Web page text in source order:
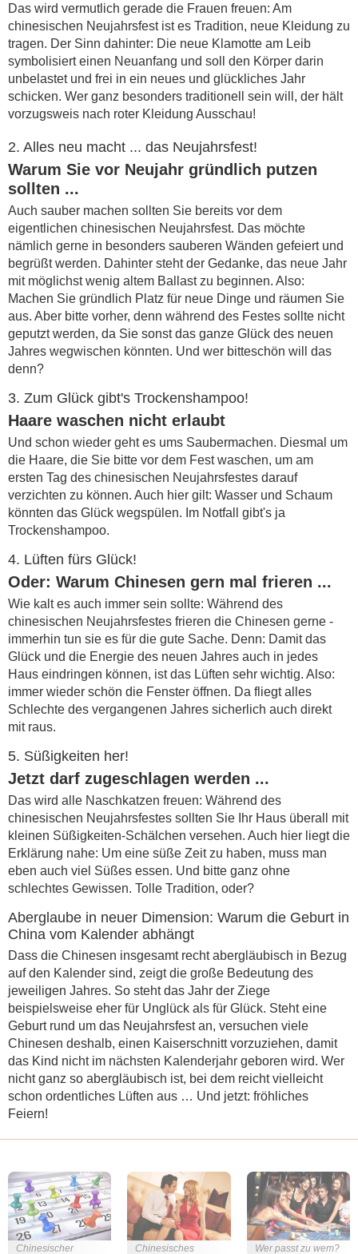
Das wird vermutlich gerade die Frauen freuen: Am
chinesischen Neujahrsfest ist es Tradition, neue Kleidung zu
tragen. Der Sinn dahinter: Die neue Klamotte am Leib
symbolisiert einen Neuanfang und soll den Körper darin
unbelastet und frei in ein neues und glückliches Jahr
schicken. Wer ganz besonders traditionell sein will, der hält
vorzugsweis nach roter Kleidung Ausschau!
2. Alles neu macht ... das Neujahrsfest!
Warum Sie vor Neujahr gründlich putzen
sollten ...
Auch sauber machen sollten Sie bereits vor dem
eigentlichen chinesischen Neujahrsfest. Das möchte
nämlich gerne in besonders sauberen Wänden gefeiert und
begrüßt werden. Dahinter steht der Gedanke, das neue Jahr
mit möglichst wenig altem Ballast zu beginnen. Also:
Machen Sie gründlich Platz für neue Dinge und räumen Sie
aus. Aber bitte vorher, denn während des Festes sollte nicht
geputzt werden, da Sie sonst das ganze Glück des neuen
Jahres wegwischen könnten. Und wer bitteschön will das
denn?
3. Zum Glück gibt's Trockenshampoo!
Haare waschen nicht erlaubt
Und schon wieder geht es ums Saubermachen. Diesmal um
die Haare, die Sie bitte vor dem Fest waschen, um am
ersten Tag des chinesischen Neujahrsfestes darauf
verzichten zu können. Auch hier gilt: Wasser und Schaum
könnten das Glück wegspülen. Im Notfall gibt's ja
Trockenshampoo.
4. Lüften fürs Glück!
Oder: Warum Chinesen gern mal frieren ...
Wie kalt es auch immer sein sollte: Während des
chinesischen Neujahrsfestes frieren die Chinesen gerne -
immerhin tun sie es für die gute Sache. Denn: Damit das
Glück und die Energie des neuen Jahres auch in jedes
Haus eindringen können, ist das Lüften sehr wichtig. Also:
immer wieder schön die Fenster öffnen. Da fliegt alles
Schlechte des vergangenen Jahres sicherlich auch direkt
mit raus.
5. Süßigkeiten her!
Jetzt darf zugeschlagen werden ...
Das wird alle Naschkatzen freuen: Während des
chinesischen Neujahrsfestes sollten Sie Ihr Haus überall mit
kleinen Süßigkeiten-Schälchen versehen. Auch hier liegt die
Erklärung nahe: Um eine süße Zeit zu haben, muss man
eben auch viel Süßes essen. Und bitte ganz ohne
schlechtes Gewissen. Tolle Tradition, oder?
Aberglaube in neuer Dimension: Warum die Geburt in
China vom Kalender abhängt
Dass die Chinesen insgesamt recht abergläubisch in Bezug
auf den Kalender sind, zeigt die große Bedeutung des
jeweiligen Jahres. So steht das Jahr der Ziege
beispielsweise eher für Unglück als für Glück. Steht eine
Geburt rund um das Neujahrsfest an, versuchen viele
Chinesen deshalb, einen Kaiserschnitt vorzuziehen, damit
das Kind nicht im nächsten Kalenderjahr geboren wird. Wer
nicht ganz so abergläubisch ist, bei dem reicht vielleicht
schon ordentliches Lüften aus … Und jetzt: fröhliches
Feiern!
Chinesischer Chinesisches Wer passt zu wem?